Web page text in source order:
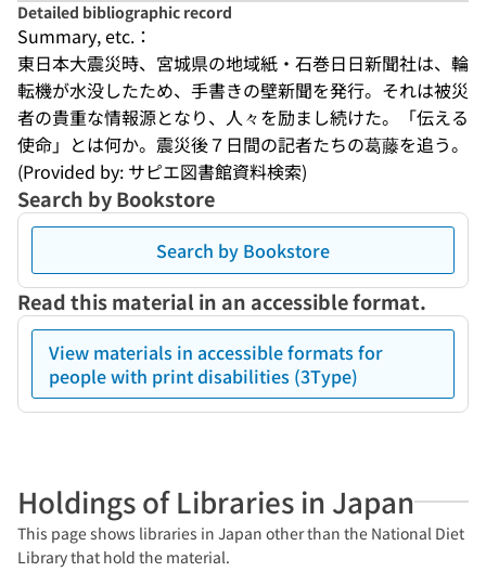
Detailed bibliographic record
Summary, etc.：
東日本大震災時、宮城県の地域紙・石巻日日新聞社は、輪
転機が水没したため、手書きの壁新聞を発行。それは被災
者の貴重な情報源となり、人々を励まし続けた。「伝える
使命」とは何か。震災後７日間の記者たちの葛藤を追う。
(Provided by: サピエ図書館資料検索)
Search by Bookstore
Search by Bookstore
Read this material in an accessible format.
View materials in accessible formats for
people with print disabilities (3Type)
Holdings of Libraries in Japan
This page shows libraries in Japan other than the National Diet
Library that hold the material.